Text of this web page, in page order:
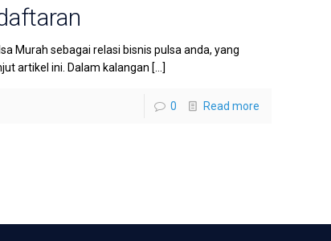
Murah sebagai relasi bisnis pulsa anda, yang
artikel ini. Dalam kalangan […]
0 Read more